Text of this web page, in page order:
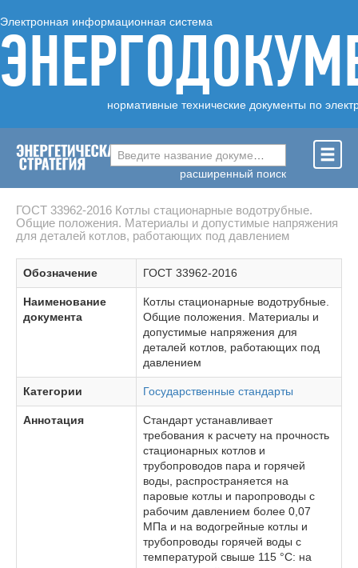
Электронная информационная система
нормативные технические документы по
Введите название документа ...
расширенный поиск
ГОСТ 33962-2016 Котлы стационарные водотрубные.
Общие положения. Материалы и допустимые напряжения
для деталей котлов, работающих под давлением
Обозначение ГОСТ 33962-2016
Наименование
документа
Котлы стационарные водотрубные.
Общие положения. Материалы и
допустимые напряжения для
деталей котлов, работающих под
давлением
Категории Государственные стандарты
Аннотация
Стандарт устанавливает
требования к расчету на прочность
стационарных котлов и
трубопроводов пара и горячей
воды, распространяется на
паровые котлы и паропроводы с
рабочим давлением более 0,07
МПа и на водогрейные котлы и
трубопроводы горячей воды с
температурой свыше 115 °С: на